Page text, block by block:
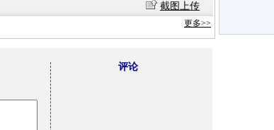
截图上传
更多>>
评论